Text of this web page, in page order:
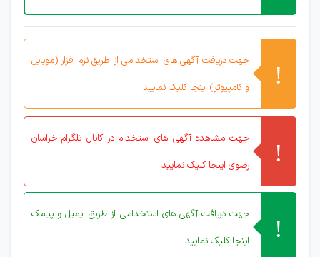
جهت دریافت آگهی های استخدامی از طریق نرم افزار (موبایل
و کامپیوتر) اینجا کلیک نمایید
جهت مشاهده آگهی های استخدام در کانال تلگرام خراسان
رضوی اینجا کلیک نمایید
جهت دریافت آگهی های استخدامی از طریق ایمیل و پیامک
اینجا کلیک نمایید